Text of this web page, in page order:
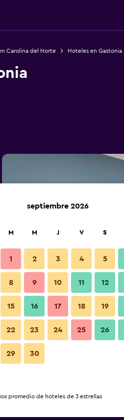
Carolina del Norte Hoteles en Gastonia
Habitación
Fotos
septiembre 2026
M M J V S
1 2 3 4 5
8 9 10 11 12
15 16 17 18 19
22 23 24 25 26
29 30
promedio de hoteles de 3 estrellas